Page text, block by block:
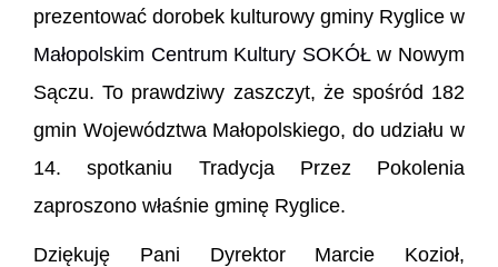
prezentować dorobek kulturowy gminy Ryglice w
Małopolskim Centrum Kultury SOKÓŁw Nowym
Sączu. To prawdziwy zaszczyt, że spośród 182
gmin Województwa Małopolskiego, do udziału w
14. spotkaniu Tradycja Przez Pokolenia
zaproszono właśnie gminę Ryglice.
Dziękuję Pani Dyrektor Marcie Kozioł,